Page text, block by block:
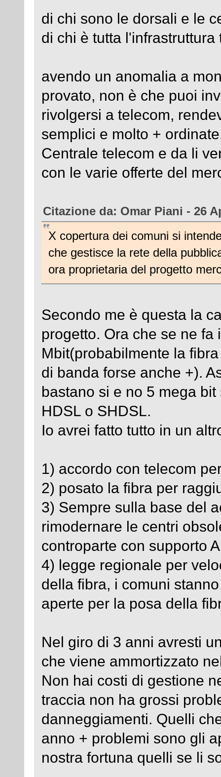
di chi sono le dorsali e le
di chi è tutta
avendo un anomalia a
provato, non è che puoi
rivolgersi a telecom,
semplici e molto +
Centrale telecom e da li
con le varie offerte del
Citazione da: Omar Piani - 26
X copertura dei comuni si
che gestisce la rete della
ora proprietaria del progetto
Secondo me è questa la
progetto. Ora che se ne
Mbit(probabilmente la
di banda forse anche +).
bastano si e no 5 mega
HDSL o SHDSL.
Io avrei fatto tutto in un
1) accordo con telecom
2) posato la fibra per
3) Sempre sulla base del
rimodernare le centri
controparte con supporto
4) legge regionale per
della fibra, i comuni
aperte per la posa della
Nel giro di 3 anni avresti
che viene ammortizzato
Non hai costi di gestione
traccia non ha grossi
danneggiamenti. Quelli
anno + problemi sono gli
nostra fortuna quelli se li